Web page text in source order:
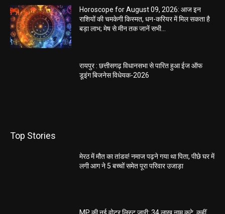
Horoscope for August 09, 2026: आज इन
राशियों की चमकेगी किस्मत, धन-करियर में मिल सकता है
बड़ा लाभ; मेष से मीन तक जानें सभी...
रायपुर : छत्तीसगढ़ विधानसभा से पारित हुआ ईज ऑफ
डूइंग बिजनेस विधेयक-2026
Top Stories
मेरठ में मौत का तांडव! नमाज पढ़ने गया था पिता, पीछे घर में
लगी आग ने 5 बच्चों समेत पूरा परिवार उजाड़ा